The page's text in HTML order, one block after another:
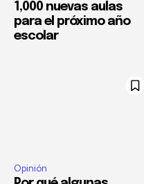
1,000 nuevas aulas
para el próximo año
escolar
Opinión